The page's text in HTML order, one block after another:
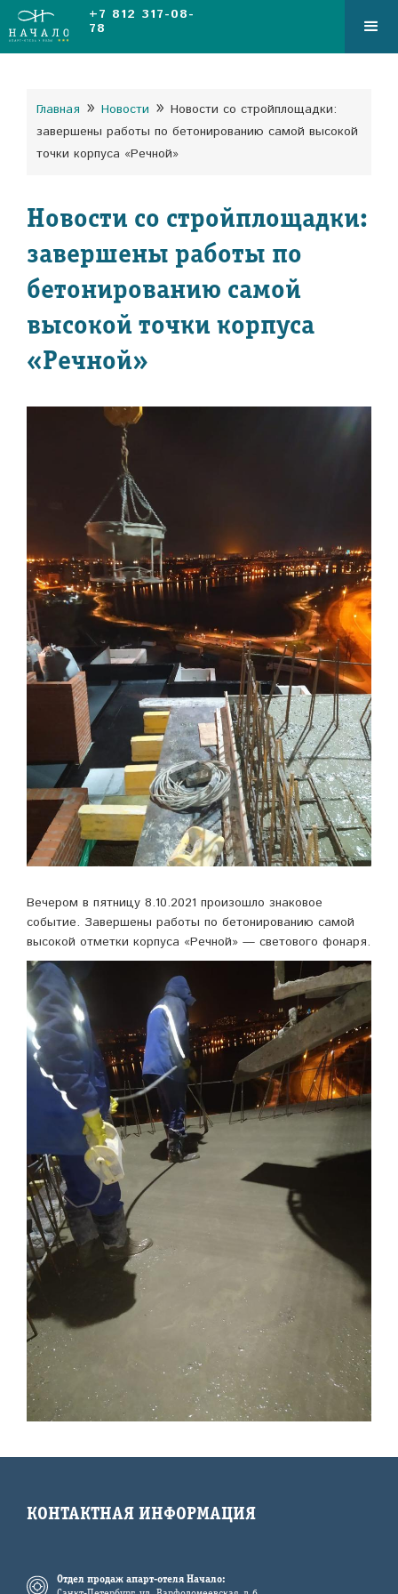
+7 812 317-08-
78
Главная » Новости » Новости со стройплощадки:
завершены работы по бетонированию самой высокой
точки корпуса «Речной»
Новости со стройплощадки:
завершены работы по
бетонированию самой
высокой точки корпуса
«Речной»
Вечером в пятницу 8.10.2021 произошло знаковое
событие. Завершены работы по бетонированию самой
высокой отметки корпуса «Речной» — светового фонаря.
КОНТАКТНАЯ ИНФОРМАЦИЯ
Отдел продаж апарт-отеля Начало: